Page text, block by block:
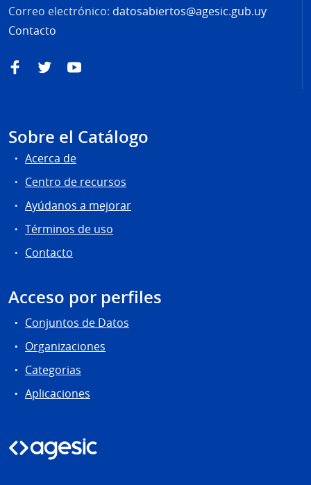
Correo electrónico: datosabiertos@agesic.gub.uy
Contacto
FacebookTwitterYouTube
Sobre el Catálogo
Acerca de
Centro de recursos
Ayúdanos a mejorar
Términos de uso
Contacto
Acceso por perfiles
Conjuntos de Datos
Organizaciones
Categorias
Aplicaciones